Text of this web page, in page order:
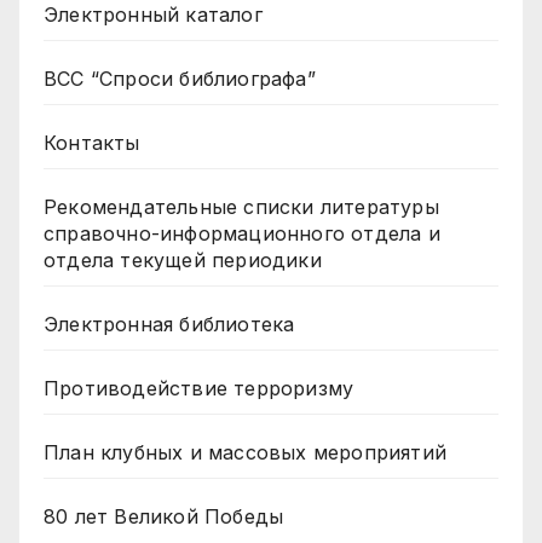
Электронный каталог
ВСС “Спроси библиографа”
Контакты
Рекомендательные списки литературы
справочно-информационного отдела и
отдела текущей периодики
Электронная библиотека
Противодействие терроризму
План клубных и массовых мероприятий
80 лет Великой Победы